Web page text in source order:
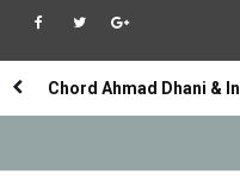
Chord Ahmad Dhani &